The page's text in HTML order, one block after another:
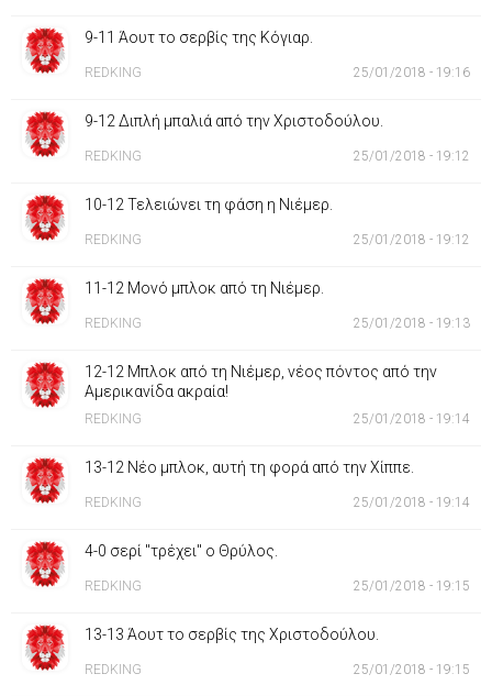
9-11 Άουτ το σερβίς της Κόγιαρ.
REDKING 25/01/2018 - 19:16
9-12 Διπλή μπαλιά από την Χριστοδούλου.
REDKING 25/01/2018 - 19:12
10-12 Τελειώνει τη φάση η Νιέμερ.
REDKING 25/01/2018 - 19:12
11-12 Μονό μπλοκ από τη Νιέμερ.
REDKING 25/01/2018 - 19:13
12-12 Μπλοκ από τη Νιέμερ, νέος πόντος από την
Αμερικανίδα ακραία!
REDKING 25/01/2018 - 19:14
13-12 Νέο μπλοκ, αυτή τη φορά από την Χίππε.
REDKING 25/01/2018 - 19:14
4-0 σερί "τρέχει" ο Θρύλος.
REDKING 25/01/2018 - 19:15
13-13 Άουτ το σερβίς της Χριστοδούλου.
REDKING 25/01/2018 - 19:15